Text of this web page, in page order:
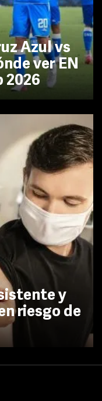
Azul vs
ver EN
2026
y
riesgo de